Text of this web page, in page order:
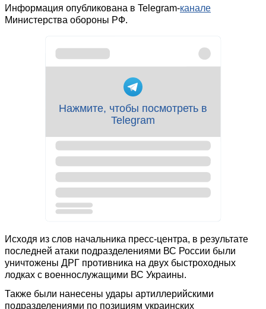
Информация опубликована в Telegram-канале
Министерства обороны РФ.
Исходя из слов начальника пресс-центра, в результате
последней атаки подразделениями ВС России были
уничтожены ДРГ противника на двух быстроходных
лодках с военнослужащими ВС Украины.
Также были нанесены удары артиллерийскими
подразделениями по позициям украинских